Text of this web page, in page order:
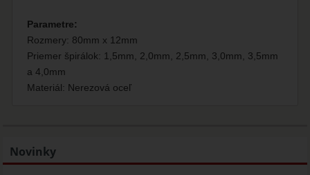
Parametre:
Rozmery: 80mm x 12mm
Priemer špirálok: 1,5mm, 2,0mm, 2,5mm, 3,0mm, 3,5mm
a 4,0mm
Materiál: Nerezová oceľ
Novinky